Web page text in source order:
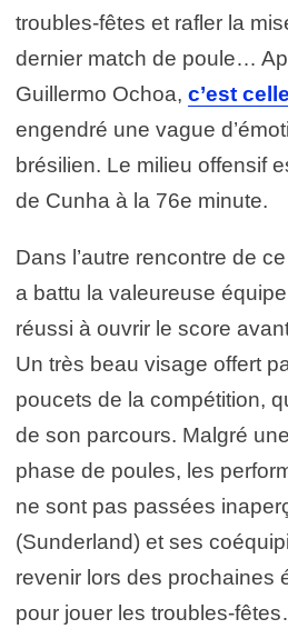
troubles-fêtes et rafler la
dernier match de poule…
Guillermo Ochoa, c’est
engendré une vague
brésilien. Le milieu offensif
de Cunha à la 76e minute.
Dans l’autre rencontre de
a battu la valeureuse
réussi à ouvrir le score
Un très beau visage offert
poucets de la compétition,
de son parcours. Malgré
phase de poules, les
ne sont pas passées
(Sunderland) et ses
revenir lors des prochaines
pour jouer les troubles-